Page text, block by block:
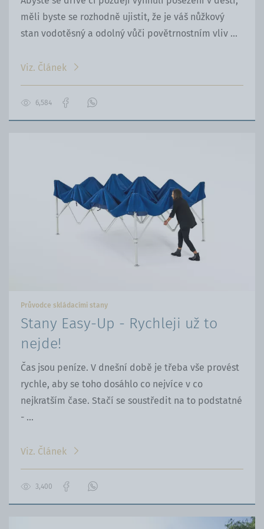
měli byste se rozhodně ujistit, že je váš nůžkový
stan vodotěsný a odolný vůči povětrnostním vliv ...
Viz. Článek
6,584 Přejít
na
Kontaktujte
nás
Průvodce skládacími stany
Stany Easy-Up - Rychleji už to
nejde!
Čas jsou peníze. V dnešní době je třeba vše provést
rychle, aby se toho dosáhlo co nejvíce v co
nejkratším čase. Stačí se soustředit na to podstatné
- ...
Viz. Článek
3,400 Přejít
na
Kontaktujte
nás